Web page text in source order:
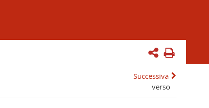
Successiva
verso